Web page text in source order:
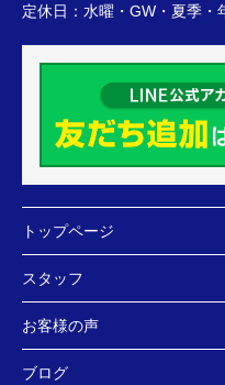
定休日： 水曜・GW・夏季・
トップページ
スタッフ
お客様の声
ブログ